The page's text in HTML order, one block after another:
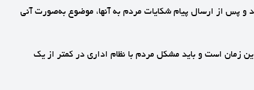
شهرستانی هستند و پس از ارسال پیام شکایات مردم به آنها، موضوع به‌صورت آنی
تصریح کرد که هدف ما کاهش بیشتر این زمان است و باید مشکل مردم با نظام اداری در کمتر از یک